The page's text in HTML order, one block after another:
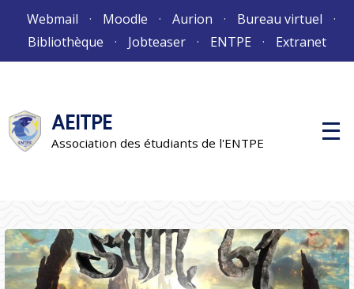
Webmail Moodle Aurion
Bureau virtuel
Bibliothèque
Jobteaser ENTPE Extranet
AEITPE
Association des étudiants de l'ENTPE
M
e
c
i
p
a
l